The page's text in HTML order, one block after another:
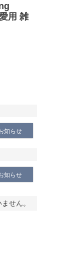
用 雑
知らせ
知らせ
せん。